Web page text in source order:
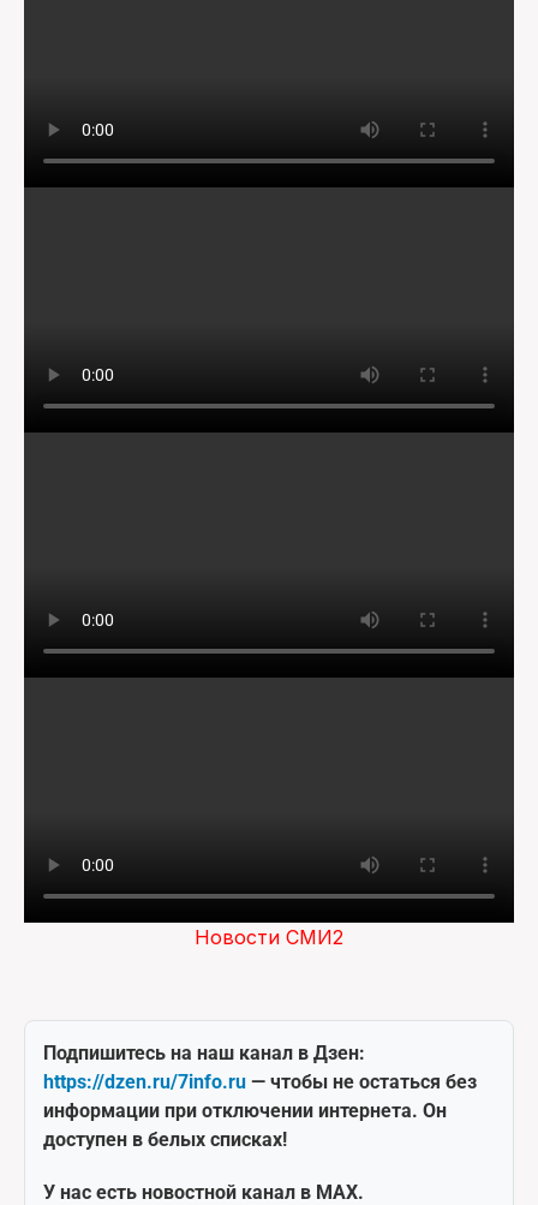
Новости СМИ2
Подпишитесь на наш канал в Дзен:
https://dzen.ru/7info.ru — чтобы не остаться без
информации при отключении интернета. Он
доступен в белых списках!
У нас есть новостной канал в MAX.